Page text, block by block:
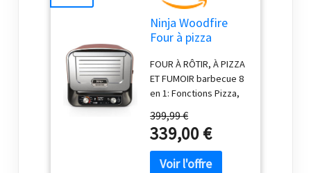
Ninja Woodfire
Four à pizza
électrique 8-en-1
OO101EU
FOUR À RÔTIR, À PIZZA
ET FUMOIR barbecue 8
en 1: Fonctions Pizza,
Rôtissoire Gourmet,
Chaleur Dessus, Four,
Fumoir,
Déshydratation, et
399,99 €
339,00 €